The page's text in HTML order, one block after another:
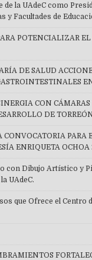
de la UAdeC como
y Facultades de
POTENCIALIZAR
DE SALUD
CON
DE
PARA
ENRIQUETA OCHOA
con Dibujo Artístico y
UAdeC.
que Ofrece el Centro